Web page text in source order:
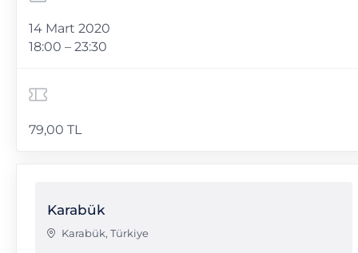
14 Mart 2020
18:00 – 23:30
79,00 TL
Karabük
Karabük, Türkiye